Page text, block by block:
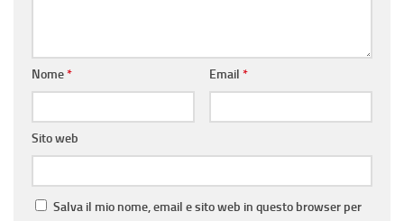
Nome* Email *
Sito web
Salva il mio nome, email e sito web in questo browser per